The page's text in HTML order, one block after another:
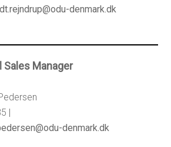
denmark.dk
Sales Manager
|
denmark.dk